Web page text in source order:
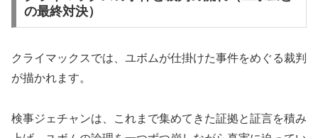
の最終対決）
クライマックスでは、ユボムが仕掛けた事件をめぐる裁判
が描かれます。
検事ジェチャンは、これまで集めてきた証拠と証言を積み